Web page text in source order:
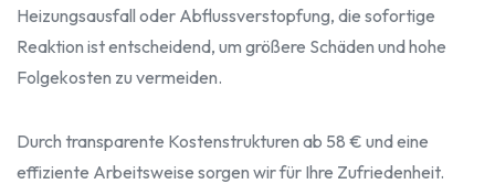
Heizungsausfall oder Abflussverstopfung, die sofortige
Reaktion ist entscheidend, um größere Schäden und hohe
Folgekosten zu vermeiden.
Durch transparente Kostenstrukturen ab 58 € und eine
effiziente Arbeitsweise sorgen wir für Ihre Zufriedenheit.